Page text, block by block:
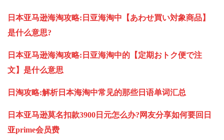
日本亚马逊海淘攻略:日亚海淘中【あわせ買い対象商品】
是什么意思?
日本亚马逊海淘攻略:日亚海淘中的【定期おトク便で注
文】是什么意思
日淘攻略:解析日本海淘中常见的那些日语单词汇总
日本亚马逊莫名扣款3900日元怎么办?网友分享如何要回日
亚prime会员费